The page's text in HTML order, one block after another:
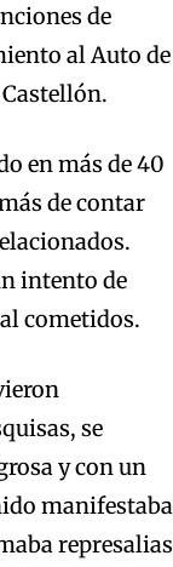
de
al Auto de
en más de 40
de contar
intento de
cometidos.
se
y con un
manifestaba
represalias